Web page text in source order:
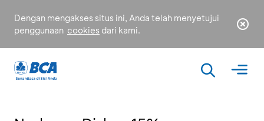
Dengan mengakses situs ini, Anda telah menyetujui
penggunaan cookies dari kami.